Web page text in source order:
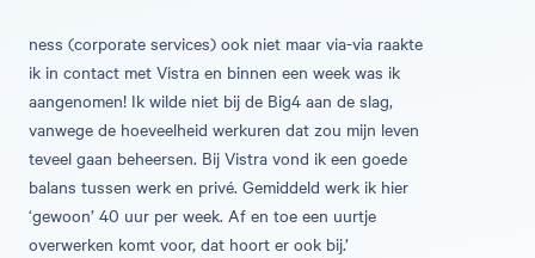
ness (corporate services) ook niet maar via-via raakte
ik in contact met Vistra en binnen een week was ik
aangenomen! Ik wilde niet bij de Big4 aan de slag,
vanwege de hoeveelheid werkuren dat zou mijn leven
teveel gaan beheersen. Bij Vistra vond ik een goede
balans tussen werk en privé. Gemiddeld werk ik hier
‘gewoon’ 40 uur per week. Af en toe een uurtje
overwerken komt voor, dat hoort er ook bij.’